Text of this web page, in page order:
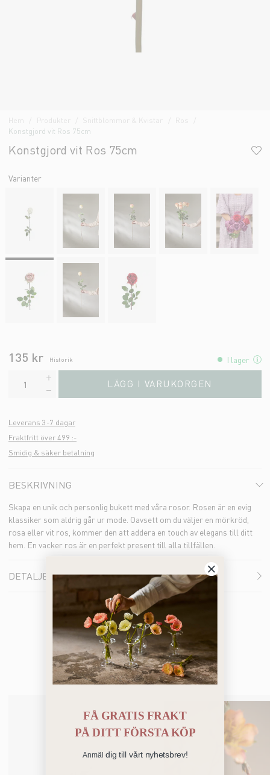
Hem Produkter Snittblommor & Kvistar
Konstgjord vit Ros 75cm
Konstgjord vit Ros 75cm
Varianter
135 kr Historik I lager
LÄGG I VARUKORGEN
Leverans 3-7 dagar
Fraktfritt över 499 :-
Smidig & säker betalning
BESKRIVNING
Skapa en unik och personlig bukett med våra rosor. Rosen är en evig
klassiker som aldrig går ur mode. Oavsett om du väljer en mörkröd,
rosa eller vit ros, kommer den att addera en touch av elegans till ditt
hem. En vacker ros är en perfekt present till alla tillfällen.
DETALJER
Du kanske också gillar
FÅ GRATIS FRAKT
PÅDITT FÖRSTA KÖP
Anmäl dig till vårt nyhetsbrev!